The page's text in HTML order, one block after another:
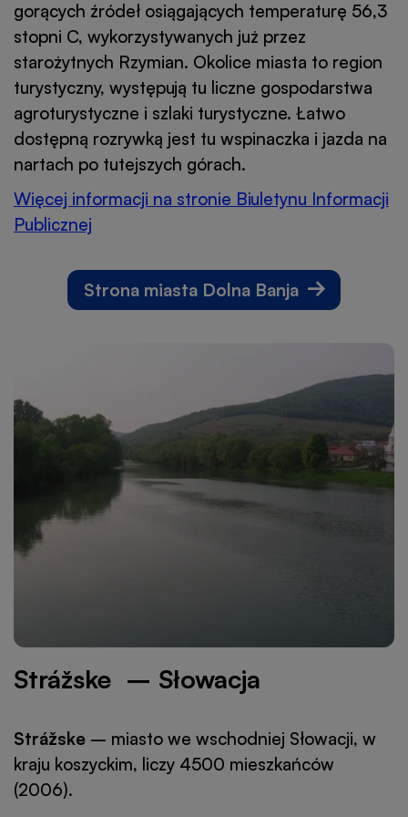
gorących źródeł osiągających temperaturę 56,3
stopni C, wykorzystywanych już przez
starożytnych Rzymian. Okolice miasta to region
turystyczny, występują tu liczne gospodarstwa
agroturystyczne i szlaki turystyczne. Łatwo
dostępną rozrywką jest tu wspinaczka i jazda na
nartach po tutejszych górach.
Więcej informacji na stronie Biuletynu Informacji
Publicznej
w
nowej
Strona miasta Dolna Banja
Strážske – Słowacja
Strážske – miasto we wschodniej Słowacji, w
kraju koszyckim, liczy 4500 mieszkańców
(2006).